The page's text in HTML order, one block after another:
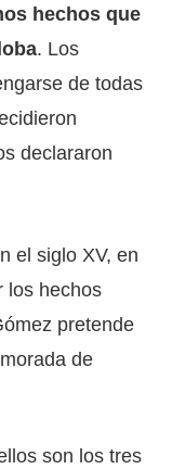
hechos que
. Los
de todas
declararon
el siglo XV, en
los hechos
pretende
de
son los tres